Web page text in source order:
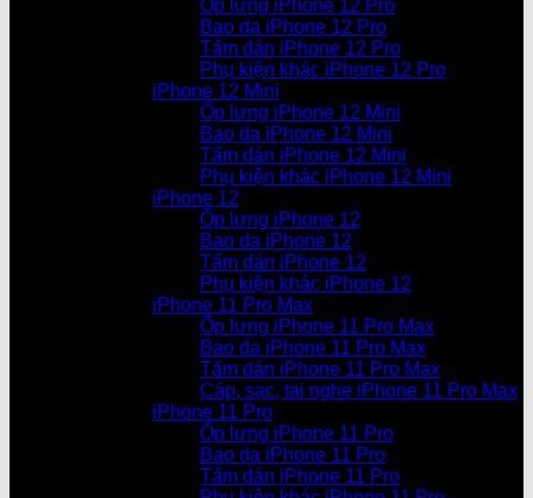
Ốp lưng iPhone 12 Pro
Bao da iPhone 12 Pro
Tấm dán iPhone 12 Pro
Phụ kiện khác iPhone 12 Pro
iPhone 12 Mini
Ốp lưng iPhone 12 Mini
Bao da iPhone 12 Mini
Tấm dán iPhone 12 Mini
Phụ kiện khác iPhone 12 Mini
iPhone 12
Ốp lưng iPhone 12
Bao da iPhone 12
Tấm dán iPhone 12
Phụ kiện khác iPhone 12
iPhone 11 Pro Max
Ốp lưng iPhone 11 Pro Max
Bao da iPhone 11 Pro Max
Tấm dán iPhone 11 Pro Max
Cáp, sạc, tai nghe iPhone 11 Pro Max
iPhone 11 Pro
Ốp lưng iPhone 11 Pro
Bao da iPhone 11 Pro
Tấm dán iPhone 11 Pro